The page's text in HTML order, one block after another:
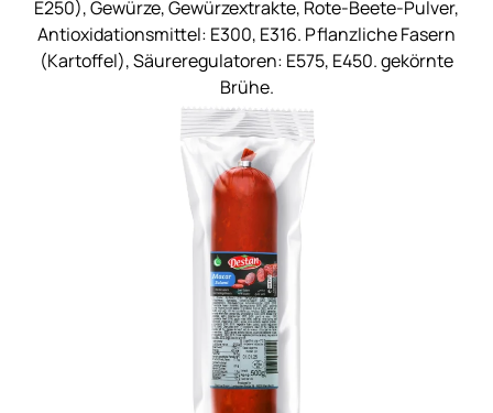
E250), Gewürze, Gewürzextrakte, Rote-Beete-Pulver,
Antioxidationsmittel: E300, E316. Pflanzliche Fasern
(Kartoffel), Säureregulatoren: E575, E450. gekörnte
Brühe.